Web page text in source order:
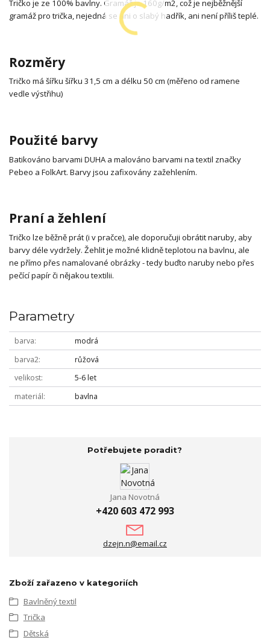
Tričko je ze 100% bavlny. Gramáž je 160g/m2, což je nejběžnější
gramáž pro trička, nejedná se ani o slabý hadřík, ani není příliš teplé.
Rozměry
Tričko má šířku šířku 31,5 cm a délku 50 cm (měřeno od ramene
vedle výstřihu)
Použité barvy
Batikováno barvami DUHA a malováno barvami na textil značky
Pebeo a FolkArt. Barvy jsou zafixovány zažehlením.
Praní a žehlení
Tričko lze běžně prát (i v pračce), ale doporučuji obrátit naruby, aby
barvy déle vydržely. Žehlit je možné klidně teplotou na bavlnu, ale
ne přímo přes namalované obrázky - tedy buďto naruby nebo přes
pečící papír či nějakou textilii.
Parametry
barva
modrá
barva2
růžová
velikost
5-6 let
materiál
bavlna
Potřebujete poradit?
Jana Novotná
+420 603 472 993
dzejn.n@email.cz
Zboží zařazeno v kategoriích
Bavlněný textil
Trička
Dětská